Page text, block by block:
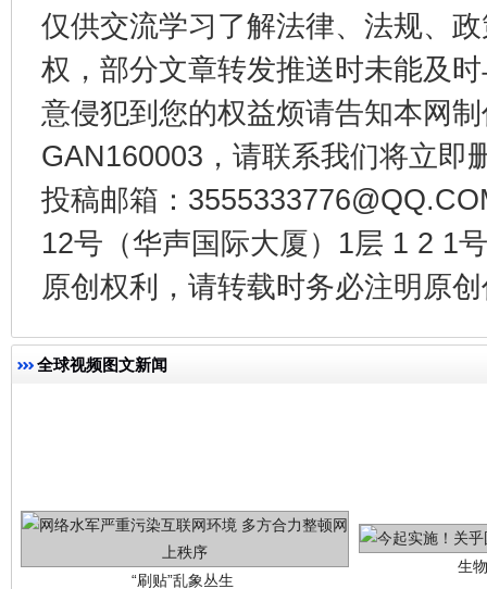
仅供交流学习了解法律、法规、
权，部分文章转发推送时未能及
意侵犯到您的权益烦请告知本网
GAN160003，请联系我们将立即
投稿邮箱：
12号（华声国际大厦）1层 1 2 1
原创权利，请转载时务必注明原
全球视频图文新闻
习近平的博鳌关键词
魏明亮